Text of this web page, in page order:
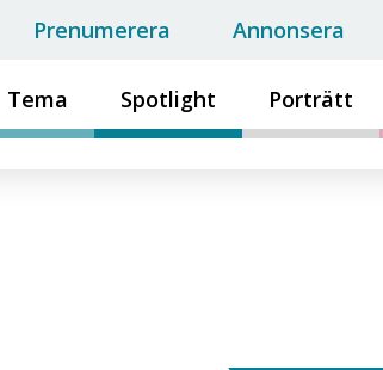
Tema Spotlight Porträtt
Prenumerera Annonsera